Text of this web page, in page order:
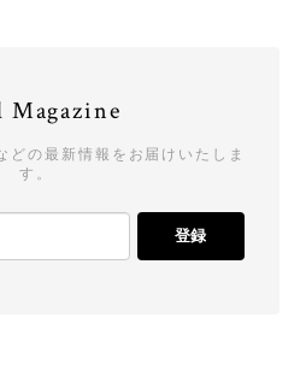
どの最新情報をお届けいたしま
す。
登録